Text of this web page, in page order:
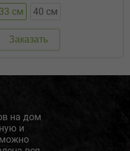
33 см 40 см
Заказать
на дом
и